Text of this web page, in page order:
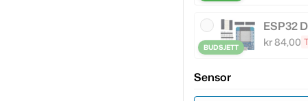
BUDSJETT
ESP32
kr84,00
Sensor